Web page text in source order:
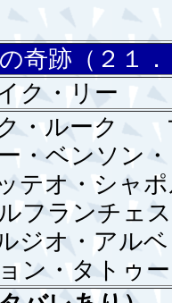
奇跡（２１
・リー
ルーク
ベンソン・
シャポル
ランチェス
アルベッ
・タトゥ